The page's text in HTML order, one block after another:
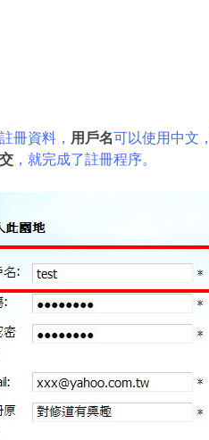
冊資料， 用戶名可以使用中文，
， 就完成了註冊程序。